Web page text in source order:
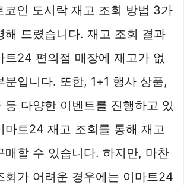
코인 도시락 재고 조회 방법 3가
해 드렸습니다. 재고 조회 결과
트24 편의점 매장에 재고가 없
분입니다. 또한, 1+1 행사 상품,
등 다양한 이벤트를 진행하고 있
마트24 재고 조회를 통해 재고
매할 수 있습니다. 하지만, 마찬
회가 어려운 경우에는 이마트24